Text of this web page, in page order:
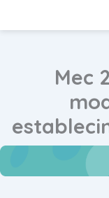
Mec